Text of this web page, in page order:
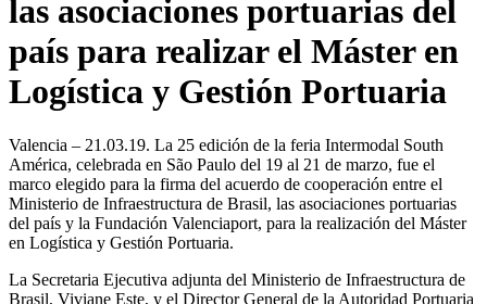
las asociaciones portuarias del
país para realizar el Máster en
Logística y Gestión Portuaria
Valencia – 21.03.19. La 25 edición de la feria Intermodal South
América, celebrada en São Paulo del 19 al 21 de marzo, fue el
marco elegido para la firma del acuerdo de cooperación entre el
Ministerio de Infraestructura de Brasil, las asociaciones portuarias
del país y la Fundación Valenciaport, para la realización del Máster
en Logística y Gestión Portuaria.
La Secretaria Ejecutiva adjunta del Ministerio de Infraestructura de
Brasil, Viviane Este, y el Director General de la Autoridad Portuaria